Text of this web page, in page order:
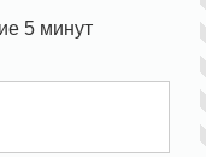
5 минут